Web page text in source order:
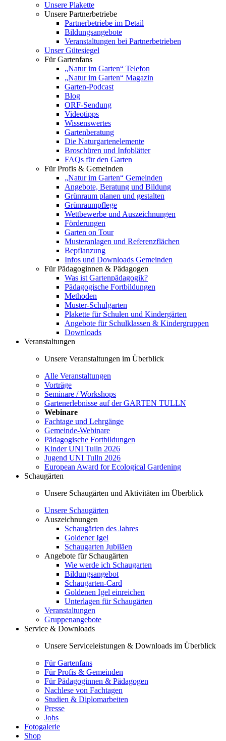
Unsere Plakette
Unsere Partnerbetriebe
Partnerbetriebe im Detail
Bildungsangebote
Veranstaltungen bei Partnerbetrieben
Unser Gütesiegel
Für Gartenfans
„Natur im Garten“ Telefon
„Natur im Garten“ Magazin
Garten-Podcast
Blog
ORF-Sendung
Videotipps
Wissenswertes
Gartenberatung
Die Naturgartenelemente
Broschüren und Infoblätter
FAQs für den Garten
Für Profis & Gemeinden
„Natur im Garten“ Gemeinden
Angebote, Beratung und Bildung
Grünraum planen und gestalten
Grünraumpflege
Wettbewerbe und Auszeichnungen
Förderungen
Garten on Tour
Musteranlagen und Referenzflächen
Bepflanzung
Infos und Downloads Gemeinden
Für Pädagoginnen & Pädagogen
Was ist Gartenpädagogik?
Pädagogische Fortbildungen
Methoden
Muster-Schulgarten
Plakette für Schulen und Kindergärten
Angebote für Schulklassen & Kindergruppen
Downloads
Veranstaltungen
Unsere Veranstaltungen im Überblick
Alle Veranstaltungen
Vorträge
Seminare / Workshops
Gartenerlebnisse auf der GARTEN TULLN
Webinare
Fachtage und Lehrgänge
Gemeinde-Webinare
Pädagogische Fortbildungen
Kinder UNI Tulln 2026
Jugend UNI Tulln 2026
European Award for Ecological Gardening
Schaugärten
Unsere Schaugärten und Aktivitäten im Überblick
Unsere Schaugärten
Auszeichnungen
Schaugärten des Jahres
Goldener Igel
Schaugarten Jubiläen
Angebote für Schaugärten
Wie werde ich Schaugarten
Bildungsangebot
Schaugarten-Card
Goldenen Igel einreichen
Unterlagen für Schaugärten
Veranstaltungen
Gruppenangebote
Service & Downloads
Unsere Serviceleistungen & Downloads im Überblick
Für Gartenfans
Für Profis & Gemeinden
Für Pädagoginnen & Pädagogen
Nachlese von Fachtagen
Studien & Diplomarbeiten
Presse
Jobs
Fotogalerie
Shop